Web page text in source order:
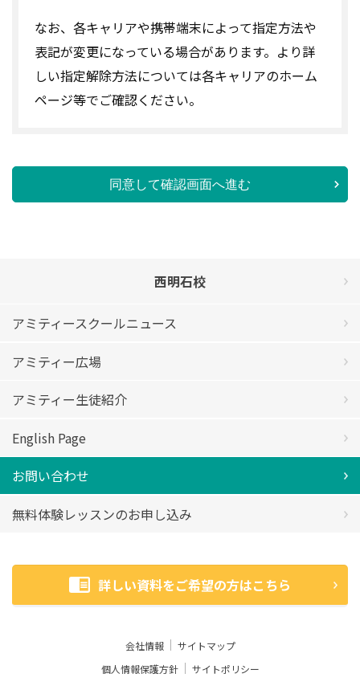
なお、各キャリアや携帯端末によって指定方法や
表記が変更になっている場合があります。より詳
しい指定解除方法については各キャリアのホーム
ページ等でご確認ください。
同意して確認画面へ進む
西明石校
アミティースクールニュース
アミティー広場
アミティー生徒紹介
English Page
お問い合わせ
無料体験レッスンのお申し込み
詳しい資料をご希望の方はこちら
会社情報
サイトマップ
個人情報保護方針
サイトポリシー